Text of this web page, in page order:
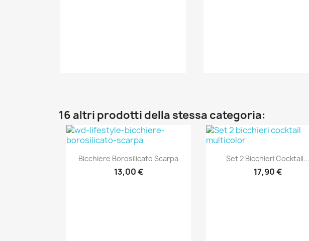
16 altri prodotti della stessa categoria:
Anteprima
Bicchiere Borosilicato Scarpa
13,00 €
Anteprima
Set 2 Bicchieri Cocktail...
17,90 €